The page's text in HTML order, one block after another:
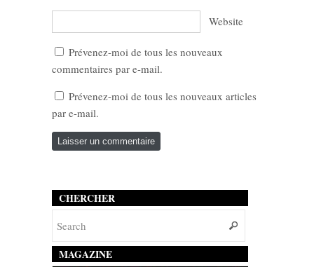
Website
Prévenez-moi de tous les nouveaux
commentaires par e-mail.
Prévenez-moi de tous les nouveaux articles
par e-mail.
CHERCHER
MAGAZINE